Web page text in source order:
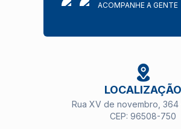
ACOMPANHE A GENTE
LOCALIZAÇÃO
Rua XV de novembro, 364
CEP: 96508-750